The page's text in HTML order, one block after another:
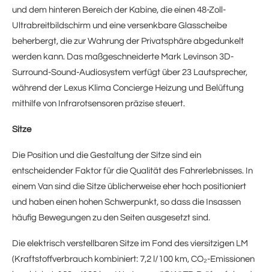
und dem hinteren Bereich der Kabine, die einen 48-Zoll-
Ultrabreitbildschirm und eine versenkbare Glasscheibe
beherbergt, die zur Wahrung der Privatsphäre abgedunkelt
werden kann. Das maßgeschneiderte Mark Levinson 3D-
Surround-Sound-Audiosystem verfügt über 23 Lautsprecher,
während der Lexus Klima Concierge Heizung und Belüftung
mithilfe von Infrarotsensoren präzise steuert.
Sitze
Die Position und die Gestaltung der Sitze sind ein
entscheidender Faktor für die Qualität des Fahrerlebnisses. In
einem Van sind die Sitze üblicherweise eher hoch positioniert
und haben einen hohen Schwerpunkt, so dass die Insassen
häufig Bewegungen zu den Seiten ausgesetzt sind.
Die elektrisch verstellbaren Sitze im Fond des viersitzigen LM
(Kraftstoffverbrauch kombiniert: 7,2 l/100 km, CO₂-Emissionen